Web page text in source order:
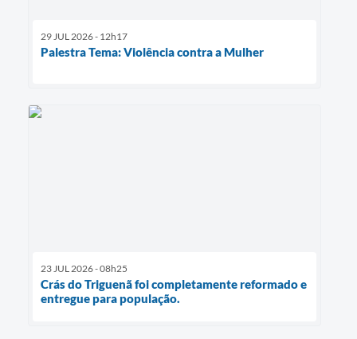
29 JUL 2026 - 12h17
Palestra Tema: Violência contra a Mulher
23 JUL 2026 - 08h25
Crás do Triguenã foi completamente reformado e
entregue para população.